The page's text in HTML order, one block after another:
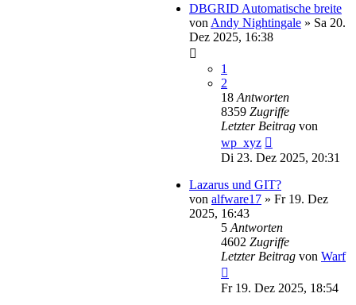
DBGRID Automatische breite
von Andy Nightingale » Sa 20.
Dez 2025, 16:38
1
2
18 Antworten
8359 Zugriffe
Letzter Beitrag von
wp_xyz
Di 23. Dez 2025, 20:31
Lazarus und GIT?
von alfware17 » Fr 19. Dez
2025, 16:43
5 Antworten
4602 Zugriffe
Letzter Beitrag von Warf
Fr 19. Dez 2025, 18:54